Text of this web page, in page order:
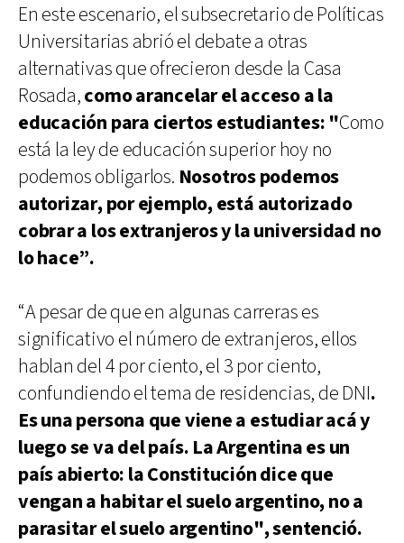
En este escenario, el subsecretario de Políticas
Universitarias abrió el debate a otras
alternativas que ofrecieron desde la Casa
Rosada,como arancelar el acceso a la
educación para ciertos estudiantes: "Como
está la ley de educación superior hoy no
podemos obligarlos. Nosotros podemos
autorizar, por ejemplo, está autorizado
cobrar a los extranjeros y la universidad no
lo hace”.
“A pesar de que en algunas carreras es
significativo el número de extranjeros, ellos
hablan del 4 por ciento, el 3 por ciento,
confundiendo el tema de residencias, de DNI.
Es una persona que viene a estudiar acá y
luego se va del país. La Argentina es un
país abierto: la Constitución dice que
vengan a habitar el suelo argentino, no a
parasitar el suelo argentino", sentenció.